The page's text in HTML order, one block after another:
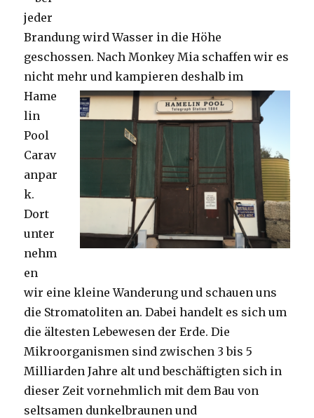
jeder
Brandung wird Wasser in die Höhe
geschossen. Nach Monkey Mia schaffen wir es
nicht mehr und kampieren deshalb im
Hame
lin
Pool
Carav
anpar
k.
Dort
unter
nehm
en
wir eine kleine Wanderung und schauen uns
die Stromatoliten an. Dabei handelt es sich um
die ältesten Lebewesen der Erde. Die
Mikroorganismen sind zwischen 3 bis 5
Milliarden Jahre alt und beschäftigten sich in
dieser Zeit vornehmlich mit dem Bau von
seltsamen dunkelbraunen und